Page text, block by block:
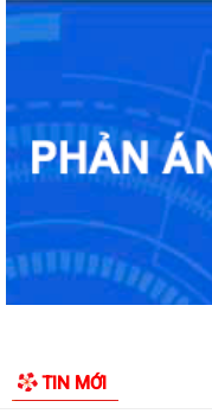
hành chính
Chính quyền cấp xã đồng
Rút ngắn thủ tục, gia tăng
Đẩy mạnh cải cách hành
lịch
Sở Nội vụ đối thoại với
động, việc làm và cải cách...
giáo dục